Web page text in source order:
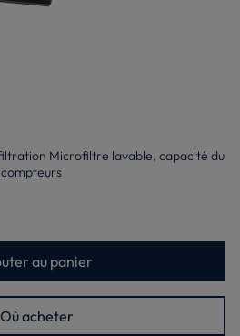
Microfiltre lavable, capacité du
au panier
Où acheter